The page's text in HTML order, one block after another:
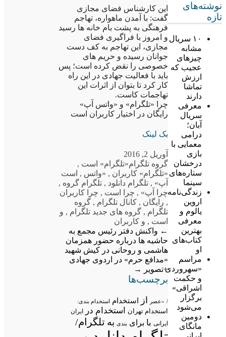
نوشته‌های
تازه
۱۰ سریال
مشابه
چیزهای
عجیب که
ارزش
تماشا
دارند
معرفی
سریال
آبان؛
درامی
معمایی با
بازی
درخشان
ستاره‌های
سینما
زندگی‌نامه
اروین
یالوم و
معرفی
بهترین
کتاب‌های
او
مراسم
«سهروردی
و حکمت
اشراقی»
برگزار
می‌شود
دومین
مانگای
این کارشناس فضای مجازی
گفت: با آمدن ماهواره، تهاجم
فرهنگی به پشت بام خانه ها رسید
و امروز با فراگیری فضای
مجازی، این تهاجم به کف دست
جوانان رسیده و حریم های
خصوصی را نقض کرده است؛ پس
باید با فعالیت جهادی در این راه
کار کرد تا بتوان از اثرات این
تهاجمات کاست.
چرا «تلگرام» و «واتس آپ»
رایگان در اختیار کاربران است
بک لینک
آوریل 2, 2016
گروه تلگرام«تلگرام» است ,
«تلگرام» کاربران , «واتس , است
آپ» , تلگرام دانلود , تلگرام گروه ,
چرا آپ» , چرا است , چرا کاربران
, رایگان , کانال تلگرام , گروه
تلگرام , گروه های جدید تلگرام , و
است , و کاربران
← واکنش دفتر رئیس مجمع به
حاشیه ها درباره حضور همزمان
هاشمی و روحانی در کیش شهید
«مدافع حرم» در اردوی جهادی
+تصویر
→
برچسب‌ها
/ «عصر از استخدام استخدام بندی:
استخدام تهران استخدام در ایران
ایرانی با برای بندی به تلگرام/